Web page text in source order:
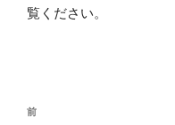
覧ください。
投
前
前